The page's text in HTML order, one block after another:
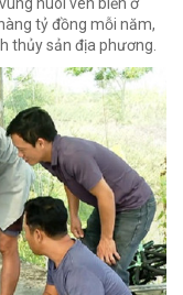
nuôi ven biển ở
tỷ đồng mỗi năm,
thủy sản địa phương.